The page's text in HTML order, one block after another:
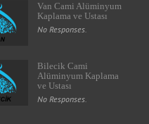
Van Cami Alüminyum
Kaplama ve Ustası
No Responses.
Bilecik Cami
Alüminyum Kaplama
ve Ustası
No Responses.